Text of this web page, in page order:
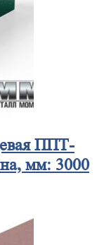
ППТ-
мм: 3000